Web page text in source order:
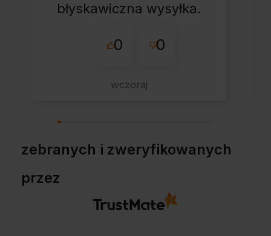
błyskawiczna wysyłka.
sklepu nie pierwszy
wszystko perfekt.
0 0
wczoraj
zebranych i zweryfikowanych
przez